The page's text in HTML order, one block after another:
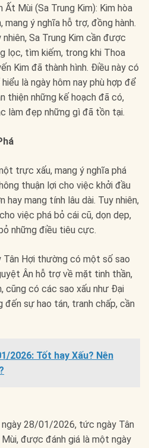
Ất Mùi (Sa Trung Kim): Kim hòa
mang ý nghĩa hỗ trợ, đồng hành.
nhiên, Sa Trung Kim cần được
lọc, tìm kiếm, trong khi Thoa
Kim đã thành hình. Điều này có
là ngày hôm nay phù hợp để
thiện những kế hoạch đã có,
làm đẹp những gì đã tồn tại.
trực xấu, mang ý nghĩa phá
thuận lợi cho việc khởi đầu
hay mang tính lâu dài. Tuy nhiên,
việc phá bỏ cái cũ, dọn dẹp,
những điều tiêu cực.
Hợi thường có một số sao
Ân hỗ trợ về mặt tinh thần,
cũng có các sao xấu như Đại
đến sự hao tán, tranh chấp, cần
2026: Tốt hay Xấu? Nên
28/01/2026, tức ngày Tân
được đánh giá là một ngày